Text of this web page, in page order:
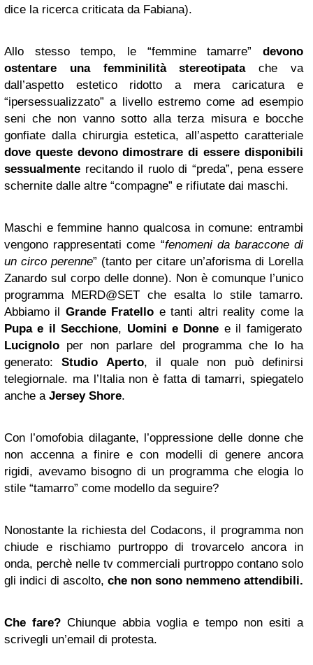
dice la ricerca criticata da Fabiana).
Allo stesso tempo, le “femmine tamarre” devono
ostentare una femminilità stereotipatache va
dall’aspetto estetico ridotto a mera caricatura e
“ipersessualizzato” a livello estremo come ad esempio
seni che non vanno sotto alla terza misura e bocche
gonfiate dalla chirurgia estetica, all’aspetto caratteriale
dove queste devono dimostrare di essere disponibili
sessualmente recitando il ruolo di “preda”, pena essere
schernite dalle altre “compagne” e rifiutate dai maschi.
Maschi e femmine hanno qualcosa in comune: entrambi
vengono rappresentati come “fenomeni da baraccone di
un circo perenne” (tanto per citare un’aforisma di Lorella
Zanardo sul corpo delle donne). Non è comunque l’unico
programma MERD@SET che esalta lo stile tamarro.
Abbiamo il Grande Fratello e tanti altri reality come la
Pupa e il Secchione, Uomini e Donne e il famigerato
Lucignolo per non parlare del programma che lo ha
generato:Studio Aperto, il quale non può definirsi
telegiornale. ma l’Italia non è fatta di tamarri, spiegatelo
anche a Jersey Shore.
Con l’omofobia dilagante, l’oppressione delle donne che
non accenna a finire e con modelli di genere ancora
rigidi, avevamo bisogno di un programma che elogia lo
stile “tamarro” come modello da seguire?
Nonostante la richiesta del Codacons, il programma non
chiude e rischiamo purtroppo di trovarcelo ancora in
onda, perchè nelle tv commerciali purtroppo contano solo
gli indici di ascolto, che non sono nemmeno attendibili.
Che fare? Chiunque abbia voglia e tempo non esiti a
scrivegli un’email di protesta.